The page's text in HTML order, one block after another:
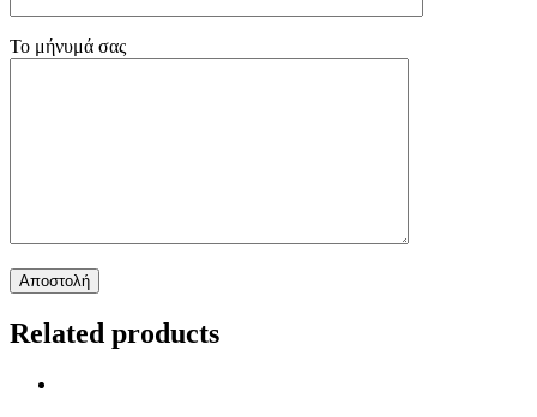
Το μήνυμά σας
Related products